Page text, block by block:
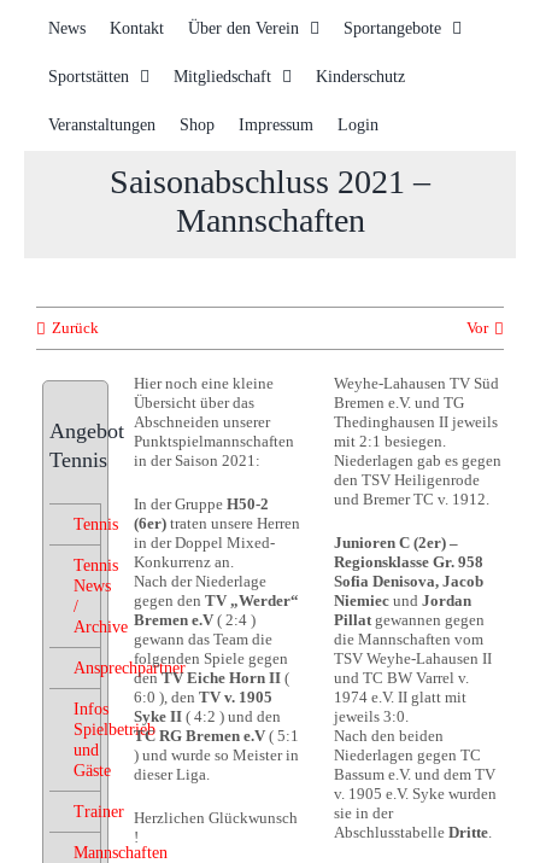
News Kontakt Über den Verein Sportangebote
Sportstätten Mitgliedschaft Kinderschutz
Veranstaltungen Shop Impressum Login
Saisonabschluss 2021 –
Mannschaften
Zurück Vor
Angebot
Tennis
Tennis
Tennis
News
/
Archive
Ansprechpartner
Infos
Spielbetrieb
und
Gäste
Trainer
Mannschaften
Hier noch eine kleine
Übersicht über das
Abschneiden unserer
Punktspielmannschaften
in der Saison 2021:
In der Gruppe H50-2
(6er)traten unsere Herren
in der Doppel Mixed-
Konkurrenz an.
Nach der Niederlage
gegen den TV „Werder“
Bremen e.V( 2:4 )
gewann das Team die
folgenden Spiele gegen
denTV Eiche Horn II(
6:0 ), den TV v. 1905
Syke II( 4:2 ) und den
TC RG Bremen e.V( 5:1
) und wurde so Meister in
dieser Liga.
Herzlichen Glückwunsch
!
Weyhe-Lahausen TV Süd
Bremen e.V. und TG
Thedinghausen II jeweils
mit 2:1 besiegen.
Niederlagen gab es gegen
den TSV Heiligenrode
und Bremer TC v. 1912.
Junioren C (2er) –
Regionsklasse Gr. 958
Sofia Denisova, Jacob
Niemiecund Jordan
Pillatgewannen gegen
die Mannschaften vom
TSV Weyhe-Lahausen II
und TC BW Varrel v.
1974 e.V. II glatt mit
jeweils 3:0.
Nach den beiden
Niederlagen gegen TC
Bassum e.V. und dem TV
v. 1905 e.V. Syke wurden
sie in der
AbschlusstabelleDritte.